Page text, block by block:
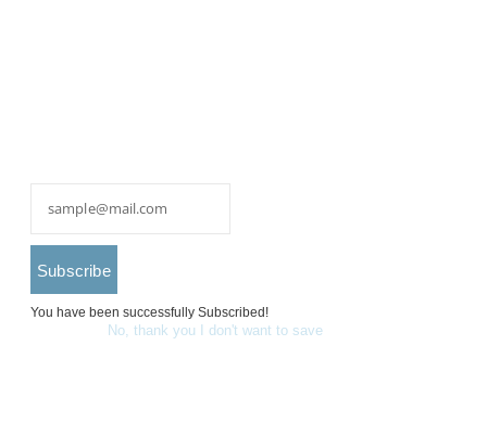
Subscribe
You have been successfully Subscribed!
wrong, please try again.No, thank you I don't want to save